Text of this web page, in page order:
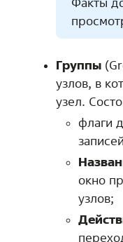
Группы
узлов, в
узел.
флаги
окно
узлов;